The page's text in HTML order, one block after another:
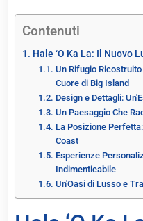
Contenuti
Hale ‘O Ka La: Il Nuovo
Un Rifugio Ricostruito
Cuore di Big Island
Design e Dettagli:
Un Paesaggio Che
La Posizione
Coast
Esperienze
Indimenticabile
Un'Oasi di Lusso e